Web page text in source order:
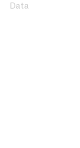
Data